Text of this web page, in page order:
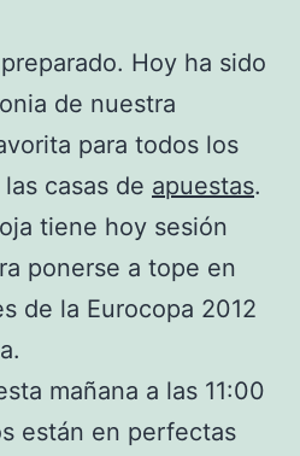
Hoy ha sido
de nuestra
para todos los
casas de apuestas.
tiene hoy sesión
ponerse a tope en
de la Eurocopa 2012
mañana a las 11:00
están en perfectas